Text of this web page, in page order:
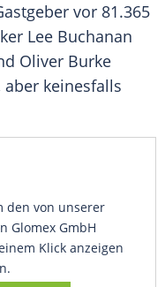
vor 81.365
Lee Buchanan
Oliver Burke
aber keinesfalls
den von unserer
Glomex GmbH
Klick anzeigen